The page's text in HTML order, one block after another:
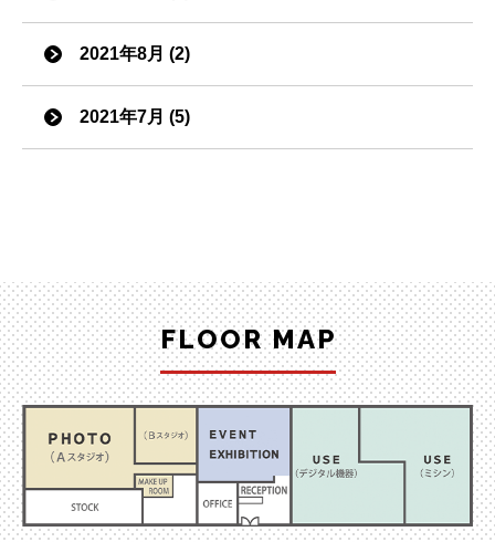
2021年8月 (2)
2021年7月 (5)
FLOOR MAP